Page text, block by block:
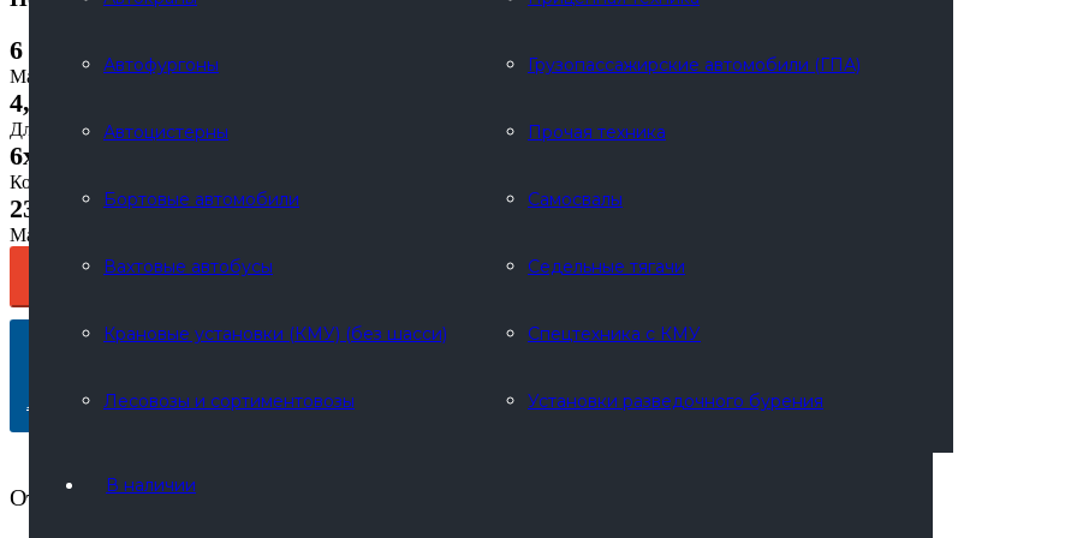
Автофургоны
Автоцистерны
Бортовые автомобили
Вахтовые автобусы
Крановые установки (КМУ) (без шасси)
Лесовозы и сортиментовозы
Грузопассажирские автомобили (ГПА)
Прочая техника
Самосвалы
Седельные тягачи
Спецтехника с КМУ
Установки разведочного бурения
В наличии
Масса перевозимого груза
6 т
Длина грузовой платформы
4,5 м
Колёсная формула
6x6
Максимальная мощность
230 л.с.
ПОЛУЧИТЬ КП
КУПИТЬ В ЛИЗИНГ
Лизинговый калькулятор
Отправьте запрос на email: